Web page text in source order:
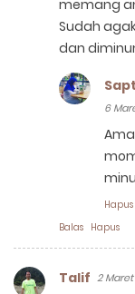
memang
Sudah
dan
Balas Hapus
6
Hapus
Talif 2